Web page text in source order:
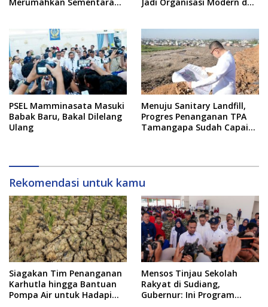
PSEL Mamminasata Masuki
Babak Baru, Bakal Dilelang
Ulang
Menuju Sanitary Landfill,
Progres Penanganan TPA
Tamangapa Sudah Capai
Rekomendasi untuk kamu
Siagakan Tim Penanganan
Karhutla hingga Bantuan
Pompa Air untuk Hadapi
Mensos Tinjau Sekolah
Rakyat di Sudiang,
Gubernur: Ini Program